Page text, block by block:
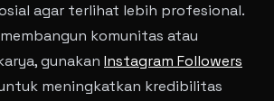
agar terlihat lebih profesional.
komunitas atau
gunakan Instagram Followers
meningkatkan kredibilitas